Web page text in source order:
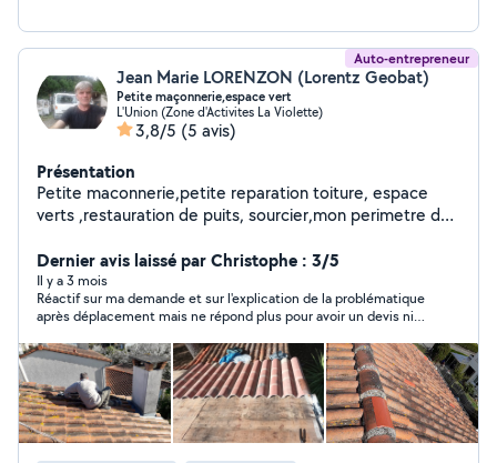
Auto-entrepreneur
Jean Marie LORENZON (Lorentz Geobat)
Petite maçonnerie,espace vert
L'Union (Zone d'Activites La Violette)
3,8/5 (5 avis)
Présentation
Petite maconnerie,petite reparation toiture, espace
verts ,restauration de puits, sourcier,mon perimetre d
toutefois vous souhaitez me joindre voir avec mon nom
de ste et mon nom sur google a l' Union 31240
Dernier avis laissé par Christophe : 3/5
Il y a 3 mois
Réactif sur ma demande et sur l'explication de la problématique
après déplacement mais ne répond plus pour avoir un devis ni